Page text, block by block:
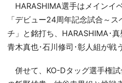
HARASHIMA選手はメインイ
「デビュー24周年記念試合～
チ」と銘打ち、HARASHIMA･
青木真也･石川修司･彰人組が戦う
併せて、KO-Dタッグ選手権